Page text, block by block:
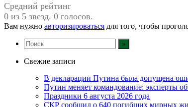
Средний рейтинг
0 из 5 звезд. 0 голосов.
Вам нужно авторизироваться для того, чтобы
Свежие записи
В декларации Путина была допущена
Путин меняет командование: эксперты
Праздники 6 августа 2026 года
СКР сообщил о 640 погибших мирных